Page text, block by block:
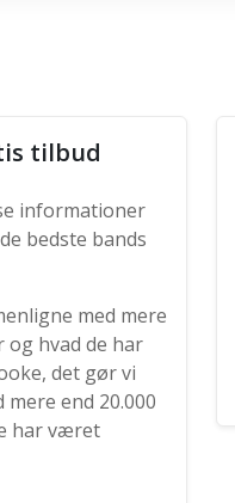
tilbud
informationer
bedste bands
med mere
og hvad de har
det gør vi
end 20.000
har været